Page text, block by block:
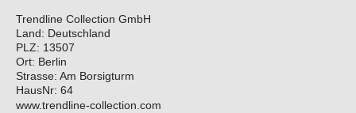
Trendline Collection GmbH
Land: Deutschland
PLZ: 13507
Ort: Berlin
Strasse: Am Borsigturm
HausNr: 64
www.trendline-collection.com